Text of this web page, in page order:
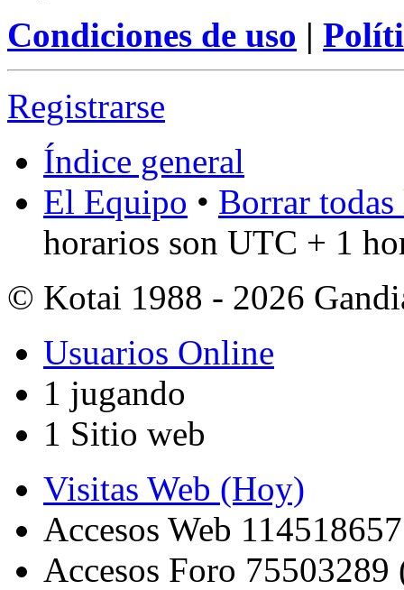
Condiciones de uso |
Registrarse
Índice general
El Equipo • Borrar
horarios son UTC + 1
© Kotai 1988 - 2026
Usuarios Online
1 jugando
1 Sitio web
Visitas Web (Hoy)
Accesos Web
Accesos Foro 75503289